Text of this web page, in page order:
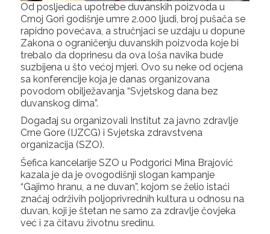
Od posljedica upotrebe duvanskih poizvoda u
Crnoj Gori godišnje umre 2.000 ljudi, broj pušača se
rapidno povećava, a stručnjaci se uzdaju u dopune
Zakona o ograničenju duvanskih poizvoda koje bi
trebalo da doprinesu da ova loša navika bude
suzbijena u što većoj mjeri. Ovo su neke od ocjena
sa konferencije koja je danas organizovana
povodom obilježavanja “Svjetskog dana bez
duvanskog dima”.
Događaj su organizovali Institut za javno zdravlje
Crne Gore (IJZCG) i Svjetska zdravstvena
organizacija (SZO).
Šefica kancelarije SZO u Podgorici Mina Brajović
kazala je da je ovogodišnji slogan kampanje
“Gajimo hranu, a ne duvan”, kojom se želio istaći
značaj održivih poljoprivrednih kultura u odnosu na
duvan, koji je štetan ne samo za zdravlje čovjeka
već i za čitavu životnu sredinu.